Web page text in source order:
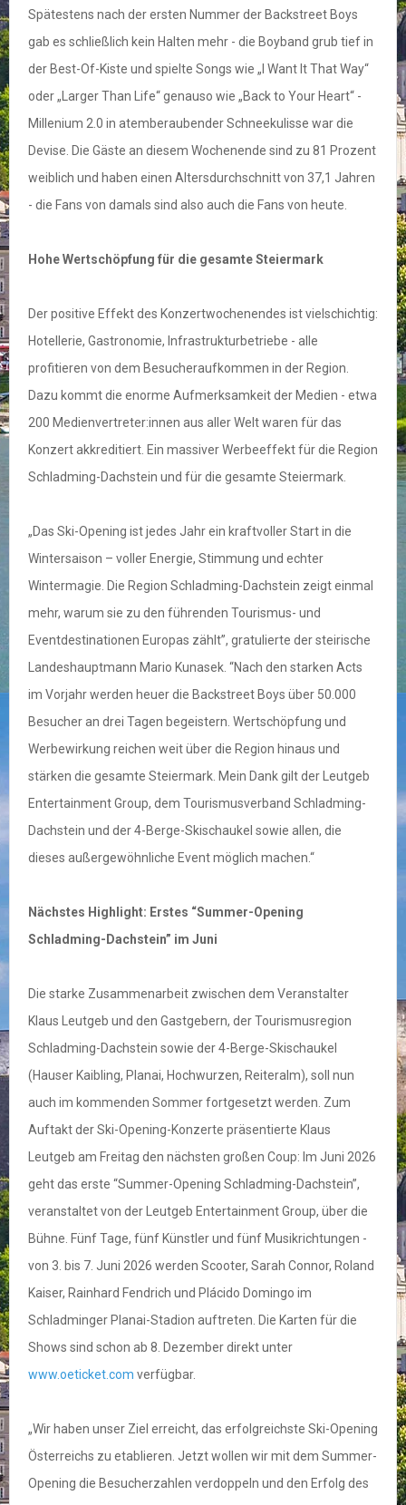
Spätestens nach der ersten Nummer der Backstreet Boys
gab es schließlich kein Halten mehr - die Boyband grub tief in
der Best-Of-Kiste und spielte Songs wie „I Want It That Way“
oder „Larger Than Life“ genauso wie „Back to Your Heart“ -
Millenium 2.0 in atemberaubender Schneekulisse war die
Devise. Die Gäste an diesem Wochenende sind zu 81 Prozent
weiblich und haben einen Altersdurchschnitt von 37,1 Jahren
- die Fans von damals sind also auch die Fans von heute.
Hohe Wertschöpfung für die gesamte Steiermark
Der positive Effekt des Konzertwochenendes ist vielschichtig:
Hotellerie, Gastronomie, Infrastrukturbetriebe - alle
profitieren von dem Besucheraufkommen in der Region.
Dazu kommt die enorme Aufmerksamkeit der Medien - etwa
200 Medienvertreter:innen aus aller Welt waren für das
Konzert akkreditiert. Ein massiver Werbeeffekt für die Region
Schladming-Dachstein und für die gesamte Steiermark.
„Das Ski-Opening ist jedes Jahr ein kraftvoller Start in die
Wintersaison – voller Energie, Stimmung und echter
Wintermagie. Die Region Schladming-Dachstein zeigt einmal
mehr, warum sie zu den führenden Tourismus- und
Eventdestinationen Europas zählt”, gratulierte der steirische
Landeshauptmann Mario Kunasek. “Nach den starken Acts
im Vorjahr werden heuer die Backstreet Boys über 50.000
Besucher an drei Tagen begeistern. Wertschöpfung und
Werbewirkung reichen weit über die Region hinaus und
stärken die gesamte Steiermark. Mein Dank gilt der Leutgeb
Entertainment Group, dem Tourismusverband Schladming-
Dachstein und der 4-Berge-Skischaukel sowie allen, die
dieses außergewöhnliche Event möglich machen.“
Nächstes Highlight: Erstes “Summer-Opening
Schladming-Dachstein” im Juni
Die starke Zusammenarbeit zwischen dem Veranstalter
Klaus Leutgeb und den Gastgebern, der Tourismusregion
Schladming-Dachstein sowie der 4-Berge-Skischaukel
(Hauser Kaibling, Planai, Hochwurzen, Reiteralm), soll nun
auch im kommenden Sommer fortgesetzt werden. Zum
Auftakt der Ski-Opening-Konzerte präsentierte Klaus
Leutgeb am Freitag den nächsten großen Coup: Im Juni 2026
geht das erste “Summer-Opening Schladming-Dachstein”,
veranstaltet von der Leutgeb Entertainment Group, über die
Bühne. Fünf Tage, fünf Künstler und fünf Musikrichtungen -
von 3. bis 7. Juni 2026 werden Scooter, Sarah Connor, Roland
Kaiser, Rainhard Fendrich und Plácido Domingo im
Schladminger Planai-Stadion auftreten. Die Karten für die
Shows sind schon ab 8. Dezember direkt unter
www.oeticket.com verfügbar.
„Wir haben unser Ziel erreicht, das erfolgreichste Ski-Opening
Österreichs zu etablieren. Jetzt wollen wir mit dem Summer-
Opening die Besucherzahlen verdoppeln und den Erfolg des